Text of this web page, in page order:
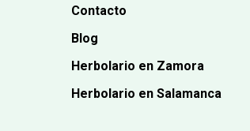
Contacto
Blog
Herbolario en Zamora
Herbolario en Salamanca